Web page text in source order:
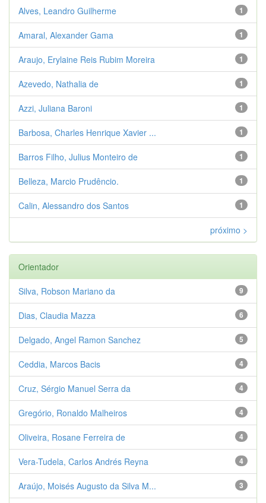
1
Alves, Leandro Guilherme
1
Amaral, Alexander Gama
1
Araujo, Erylaine Reis Rubim Moreira
1
Azevedo, Nathalia de
1
Azzi, Juliana Baroni
1
Barbosa, Charles Henrique Xavier ...
1
Barros Filho, Julius Monteiro de
1
Belleza, Marcio Prudêncio.
1
Calin, Alessandro dos Santos
próximo >
Orientador
9
Silva, Robson Mariano da
6
Dias, Claudia Mazza
5
Delgado, Angel Ramon Sanchez
4
Ceddia, Marcos Bacis
4
Cruz, Sérgio Manuel Serra da
4
Gregório, Ronaldo Malheiros
4
Oliveira, Rosane Ferreira de
4
Vera-Tudela, Carlos Andrés Reyna
3
Araújo, Moisés Augusto da Silva M...